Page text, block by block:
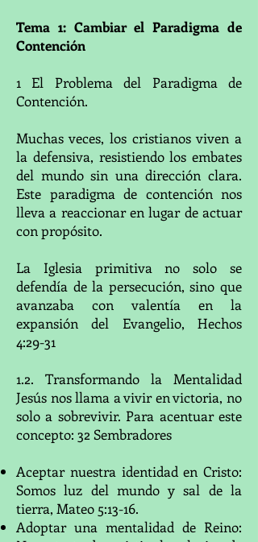
Tema 1: Cambiar el Paradigma de
Contención
1 El Problema del Paradigma de
Contención.
Muchas veces, los cristianos viven a
la defensiva, resistiendo los embates
del mundo sin una dirección clara.
Este paradigma de contención nos
lleva a reaccionar en lugar de actuar
con propósito.
La Iglesia primitiva no solo se
defendía de la persecución, sino que
avanzaba con valentía en la
expansión del Evangelio, Hechos
4:29-31
1.2. Transformando la Mentalidad
Jesús nos llama a vivir en victoria, no
solo a sobrevivir. Para acentuar este
concepto: 32 Sembradores
Aceptar nuestra identidad en Cristo:
Somos luz del mundo y sal de la
tierra, Mateo 5:13-16.
Adoptar una mentalidad de Reino: